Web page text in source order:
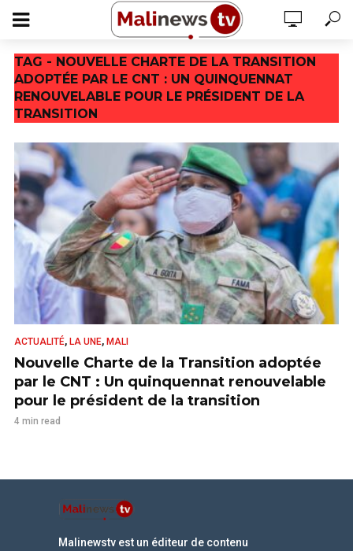
TAG - NOUVELLE CHARTE DE LA TRANSITION
ADOPTÉE PAR LE CNT : UN QUINQUENNAT
RENOUVELABLE POUR LE PRÉSIDENT DE LA
TRANSITION
ACTUALITÉ, LA UNE, MALI
Nouvelle Charte de la Transition adoptée
par le CNT : Un quinquennat renouvelable
pour le président de la transition
4 min read
Malinewstv est un éditeur de contenu